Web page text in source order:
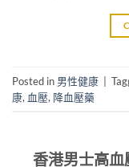
Posted in 男性健康
康, 血壓, 降血壓藥
香港男士高